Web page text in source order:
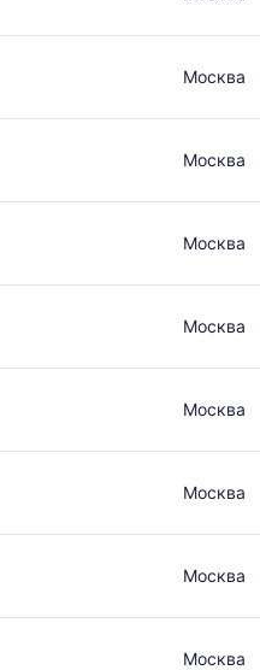
Москва
Москва
Москва
Москва
Москва
Москва
Москва
Москва